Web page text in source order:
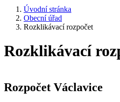
Úvodní stránka
Obecní úřad
Rozklikávací rozpočet
Rozklikávací
Rozpočet Václavice